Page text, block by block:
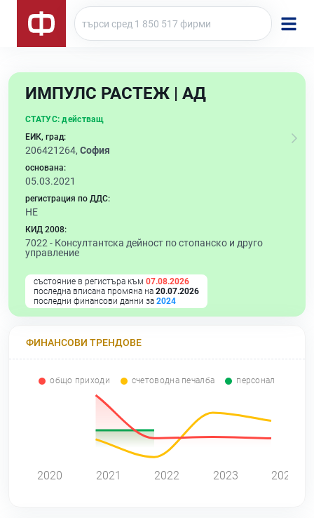
ИМПУЛС РАСТЕЖ | АД
СТАТУС: действащ
ЕИК, град:
206421264, София
основана:
05.03.2021
регистрация по ДДС:
НЕ
КИД 2008:
7022 - Консултантска дейност по стопанско и друго
управление
състояние в регистъра към 07.08.2026
последна вписана промяна на 20.07.2026
последни финансови данни за 2024
ФИНАНСОВИ ТРЕНДОВЕ
общо приходи счетоводна печалба персонал
2020 2021 2022 2023 2024